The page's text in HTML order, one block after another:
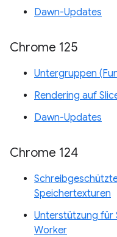
Dawn-Updates
Chrome 125
Untergruppen
Rendering auf
Dawn-Updates
Chrome 124
Speichertexturen
Unterstützung für
Worker